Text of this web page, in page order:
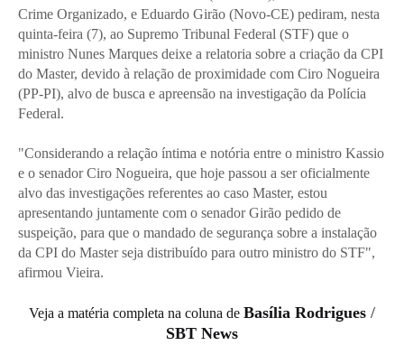
Crime Organizado, e Eduardo Girão (Novo-CE) pediram, nesta
quinta-feira (7), ao Supremo Tribunal Federal (STF) que o
ministro Nunes Marques deixe a relatoria sobre a criação da CPI
do Master, devido à relação de proximidade com Ciro Nogueira
(PP-PI), alvo de busca e apreensão na investigação da Polícia
Federal.
"Considerando a relação íntima e notória entre o ministro Kassio
e o senador Ciro Nogueira, que hoje passou a ser oficialmente
alvo das investigações referentes ao caso Master, estou
apresentando juntamente com o senador Girão pedido de
suspeição, para que o mandado de segurança sobre a instalação
da CPI do Master seja distribuído para outro ministro do STF",
afirmou Vieira.
Veja a matéria completa na coluna de Basília Rodrigues /
SBT News